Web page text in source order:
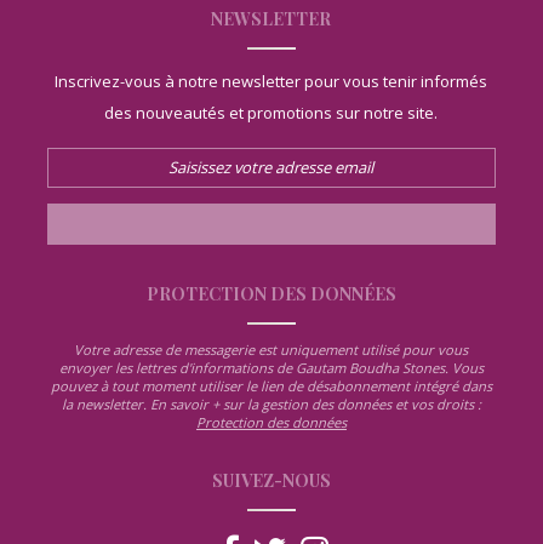
NEWSLETTER
Inscrivez-vous à notre newsletter pour vous tenir informés
des nouveautés et promotions sur notre site.
PROTECTION DES DONNÉES
Votre adresse de messagerie est uniquement utilisé pour vous
envoyer les lettres d'informations de Gautam Boudha Stones. Vous
pouvez à tout moment utiliser le lien de désabonnement intégré dans
la newsletter. En savoir + sur la gestion des données et vos droits :
Protection des données
SUIVEZ-NOUS